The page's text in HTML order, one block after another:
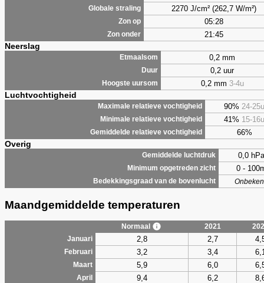
Globale straling 2270 J/cm² (262,7 W/m²)
Zon op 05:28
Zon onder 21:45
Neerslag
Etmaalsom 0,2 mm
Duur 0,2 uur
Hoogste uursom 0,2 mm 3-4u
Luchtvochtigheid
Maximale relatieve vochtigheid 90% 24-25u
Minimale relatieve vochtigheid 41% 15-16u
Gemiddelde relatieve vochtigheid 66%
Overig
Gemiddelde luchtdruk 0,0 hPa
Minimum opgetreden zicht 0 -
Bedekkingsgraad van de bovenlucht
Maandgemiddelde temperaturen
Normaal 2021
Januari
2,8 2,7
Februari 3,2 3,4
Maart 5,9 6,0
April 9,4 6,2